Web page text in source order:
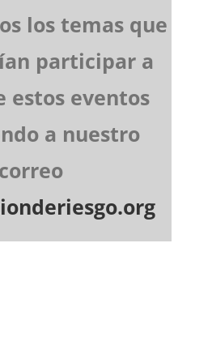
los temas que
participar a
estos eventos
a nuestro
correo